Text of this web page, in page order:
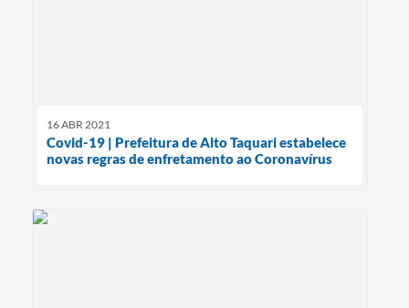
16 ABR 2021
Covid-19 | Prefeitura de Alto Taquari estabelece
novas regras de enfretamento ao Coronavírus